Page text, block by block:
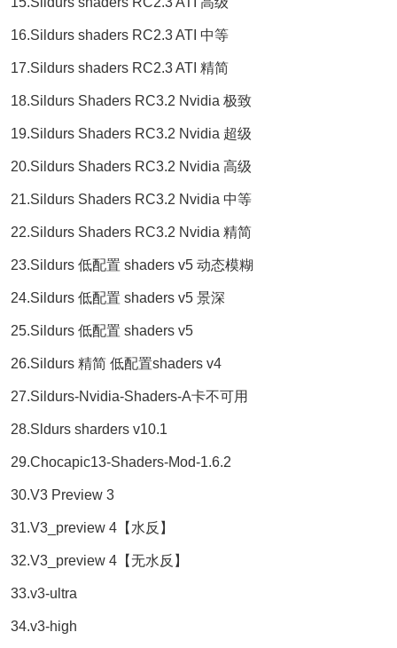
16.Sildurs shaders RC2.3 ATI 中等
17.Sildurs shaders RC2.3 ATI 精简
18.Sildurs Shaders RC3.2 Nvidia 极致
19.Sildurs Shaders RC3.2 Nvidia 超级
20.Sildurs Shaders RC3.2 Nvidia 高级
21.Sildurs Shaders RC3.2 Nvidia 中等
22.Sildurs Shaders RC3.2 Nvidia 精简
23.Sildurs 低配置 shaders v5 动态模糊
24.Sildurs 低配置 shaders v5 景深
25.Sildurs 低配置 shaders v5
26.Sildurs 精简 低配置shaders v4
27.Sildurs-Nvidia-Shaders-A卡不可用
28.Sldurs sharders v10.1
29.Chocapic13-Shaders-Mod-1.6.2
30.V3 Preview 3
31.V3_preview 4【水反】
32.V3_preview 4【无水反】
33.v3-ultra
34.v3-high